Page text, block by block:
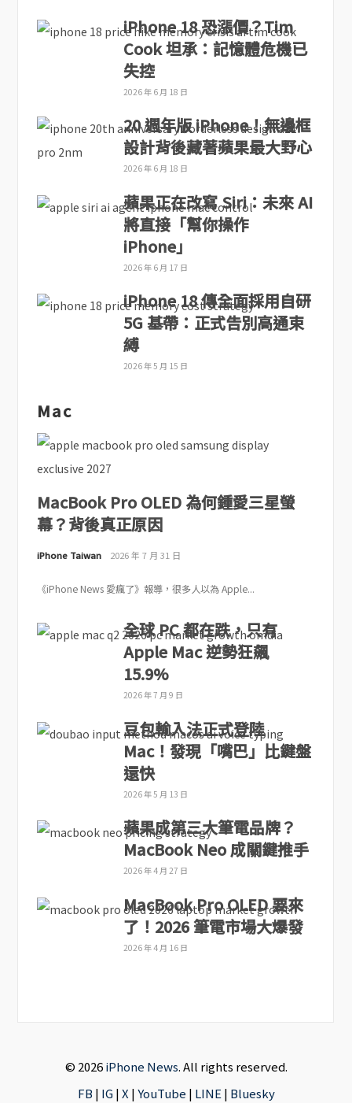
iPhone 18 恐漲價？Tim
Cook 坦承：記憶體危機已
失控
2026 年 6 月 18 日
20 週年版 iPhone！無邊框
設計背後藏著蘋果最大野心
2026 年 6 月 18 日
蘋果正在改寫 Siri：未來 AI
將直接「幫你操作
iPhone」
2026 年 6 月 17 日
iPhone 18 傳全面採用自研
5G 基帶：正式告別高通束
縛
2026 年 5 月 15 日
Mac
MacBook Pro OLED 為何鍾愛三星螢
幕？背後真正原因
iPhone Taiwan 2026 年 7 月 31 日
《iPhone News 愛瘋了》報導，很多人以為 Apple...
全球 PC 都在跌，只有
Apple Mac 逆勢狂飆
15.9%
2026 年 7 月 9 日
豆包輸入法正式登陸
Mac！發現「嘴巴」比鍵盤
還快
2026 年 5 月 13 日
蘋果成第三大筆電品牌？
MacBook Neo 成關鍵推手
2026 年 4 月 27 日
MacBook Pro OLED 要來
了！2026 筆電市場大爆發
2026 年 4 月 16 日
© 2026iPhone News. All rights reserved.
FB | IG|X |YouTube | LINE | Bluesky